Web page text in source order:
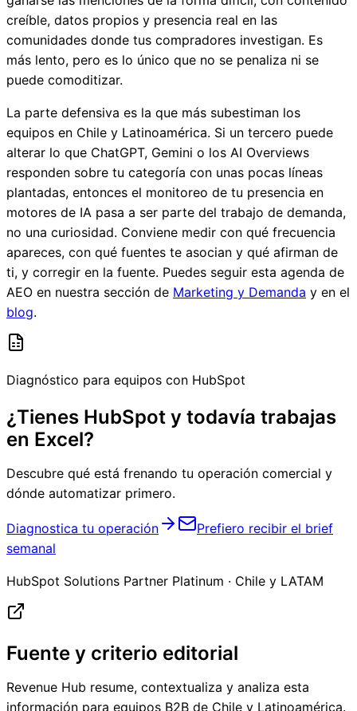
creíble, datos propios y presencia real en las
comunidades donde tus compradores investigan. Es
más lento, pero es lo único que no se penaliza ni se
puede comoditizar.
La parte defensiva es la que más subestiman los
equipos en Chile y Latinoamérica. Si un tercero puede
alterar lo que ChatGPT, Gemini o los AI Overviews
responden sobre tu categoría con unas pocas líneas
plantadas, entonces el monitoreo de tu presencia en
motores de IA pasa a ser parte del trabajo de demanda,
no una curiosidad. Conviene medir con qué frecuencia
apareces, con qué fuentes te asocian y qué afirman de
ti, y corregir en la fuente. Puedes seguir esta agenda de
AEO en nuestra sección de Marketing y Demanda y en el
blog.
Diagnóstico para equipos con HubSpot
¿Tienes HubSpot y todavía trabajas
en Excel?
Descubre qué está frenando tu operación comercial y
dónde automatizar primero.
Diagnostica tu operación
Prefiero recibir el brief
semanal
HubSpot Solutions Partner Platinum · Chile y LATAM
Fuente y criterio editorial
Revenue Hub resume, contextualiza y analiza esta
información para equipos B2B de Chile y Latinoamérica.